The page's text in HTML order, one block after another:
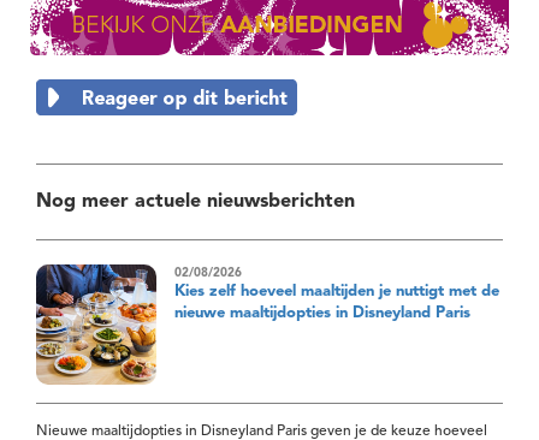
Nog meer actuele nieuwsberichten
02/08/2026
Kies zelf hoeveel maaltijden je nuttigt met de
nieuwe maaltijdopties in Disneyland Paris
Nieuwe maaltijdopties in Disneyland Paris geven je de keuze hoeveel